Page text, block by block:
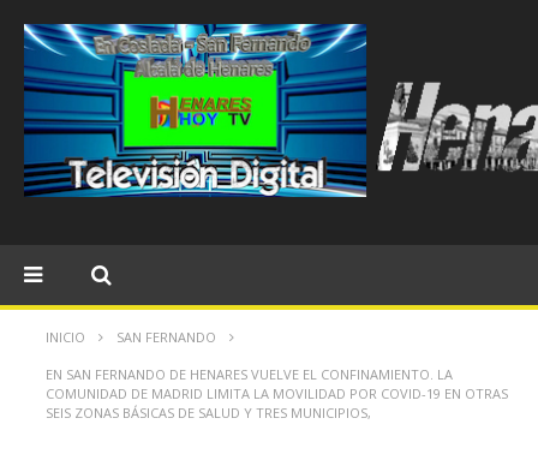
INICIO SAN FERNANDO
EN SAN FERNANDO DE HENARES VUELVE EL CONFINAMIENTO. LA
COMUNIDAD DE MADRID LIMITA LA MOVILIDAD POR COVID-19 EN OTRAS
SEIS ZONAS BÁSICAS DE SALUD Y TRES MUNICIPIOS,